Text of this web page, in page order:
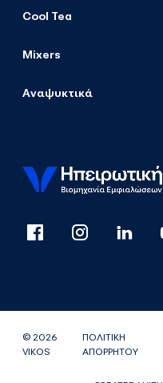
Cool Tea
Mixers
Αναψυκτικά
© 2026
VIKOS
ΠΟΛΙΤΙΚΗ
ΑΠΟΡΡΗΤΟΥ